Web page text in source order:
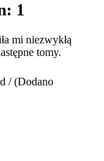
1
mi niezwykłą
tomy.
/ (Dodano